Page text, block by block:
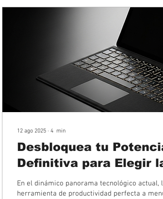
12 ago 2025 ∙ 4 min
Desbloquea tu
Definitiva para Elegir
con Teclado en 2025
En el dinámico panorama tecnológico actual,
herramienta de productividad perfecta a